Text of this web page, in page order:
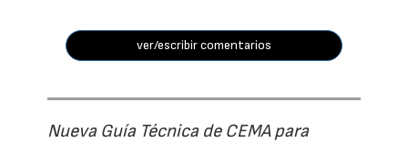
ver/escribir comentarios
Nueva Guía Técnica de CEMA para